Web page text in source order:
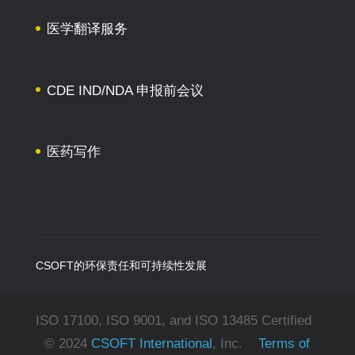
医学翻译服务
CDE IND/NDA 申报前会议
医药写作
CSOFT的环保责任和可持续性发展
ISO 17100, ISO 9001, and ISO 13485 Certified
© 2024 CSOFT International, Inc. Terms of